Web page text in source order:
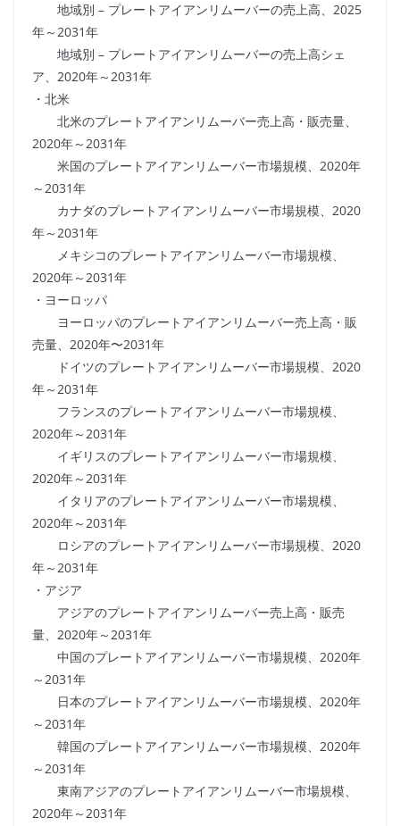
地域別 – プレートアイアンリムーバーの売上高、2025
年～2031年
地域別 – プレートアイアンリムーバーの売上高シェ
ア、2020年～2031年
・北米
北米のプレートアイアンリムーバー売上高・販売量、
2020年～2031年
米国のプレートアイアンリムーバー市場規模、2020年
～2031年
カナダのプレートアイアンリムーバー市場規模、2020
年～2031年
メキシコのプレートアイアンリムーバー市場規模、
2020年～2031年
・ヨーロッパ
ヨーロッパのプレートアイアンリムーバー売上高・販
売量、2020年〜2031年
ドイツのプレートアイアンリムーバー市場規模、2020
年～2031年
フランスのプレートアイアンリムーバー市場規模、
2020年～2031年
イギリスのプレートアイアンリムーバー市場規模、
2020年～2031年
イタリアのプレートアイアンリムーバー市場規模、
2020年～2031年
ロシアのプレートアイアンリムーバー市場規模、2020
年～2031年
・アジア
アジアのプレートアイアンリムーバー売上高・販売
量、2020年～2031年
中国のプレートアイアンリムーバー市場規模、2020年
～2031年
日本のプレートアイアンリムーバー市場規模、2020年
～2031年
韓国のプレートアイアンリムーバー市場規模、2020年
～2031年
東南アジアのプレートアイアンリムーバー市場規模、
2020年～2031年